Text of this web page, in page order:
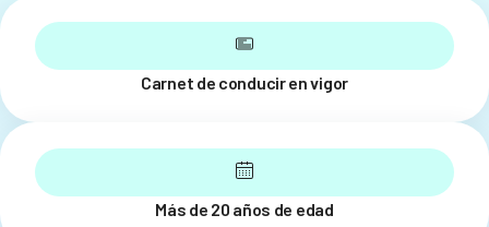
Carnet de conducir en vigor
Más de 20 años de edad